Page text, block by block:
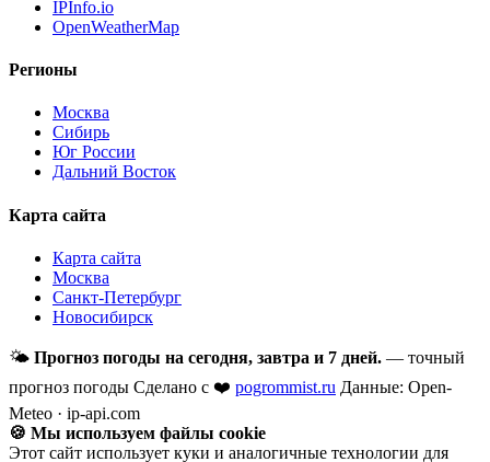
IPInfo.io
OpenWeatherMap
Регионы
Москва
Сибирь
Юг России
Дальний Восток
Карта сайта
Карта сайта
Москва
Санкт-Петербург
Новосибирск
🌤 Прогноз погоды на сегодня, завтра и 7 дней. — точный
прогноз погоды Сделано с ❤️ pogrommist.ru Данные: Open-
Meteo · ip-api.com
🍪 Мы используем файлы cookie
Этот сайт использует куки и аналогичные технологии для